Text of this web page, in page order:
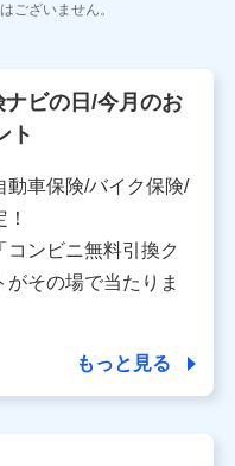
供する保険関連サービ
管理のため
の保険その他に関する
理等の委託業務遂行の
る当社、株式会社NTT
を案内、提供するため
利用履歴、ウェブサイ
内容等のパーソナルデ
・嗜好・傾向に応じた
付帯業務を行うため
ございません。
ナビの日/今月のお
ト
動車保険/バイク保険/
ンビニ無料引換ク
その場で当たりま
もっと見る